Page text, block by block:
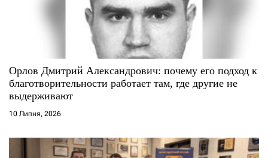
Орлов Дмитрий Александрович: почему его подход к
благотворительности работает там, где другие не
выдерживают
10 Липня, 2026